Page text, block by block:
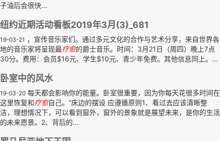
子油后会很快...
纽约近期活动看板2019年3月(3)_681
19-03-21 ，宣传音乐家们。通过多元文化的合作与艺术分享，来自世界各
地的音乐家将呈现最疗愈的爵士音乐。时间：3月21日（周四）晚上7点
30分。费用：会员$16元、学生$10元、青少年免费。其他信息同上。...
卧室中的风水
19-03-20 每天都会影响你的能量。卧室很重要，因为你每天花很多时间在
这里恢复和疗愈自己。”床边的摆设 应遵循原则1、看过去应该清晰整
洁，理想情况下，可以看到窗外，窗外的景象就是展望未来，是你的生活
的未来愿景。2、背后的...